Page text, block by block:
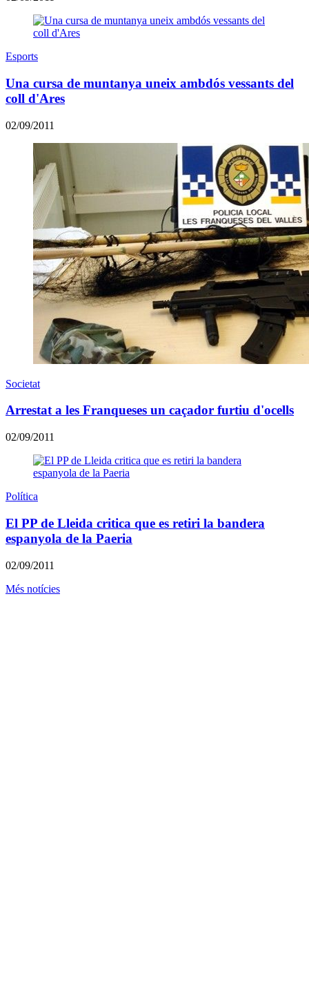
Esports
Una cursa de muntanya uneix ambdós vessants del
coll d'Ares
02/09/2011
Societat
Arrestat a les Franqueses un caçador furtiu d'ocells
02/09/2011
Política
El PP de Lleida critica que es retiri la bandera
espanyola de la Paeria
02/09/2011
Més notícies